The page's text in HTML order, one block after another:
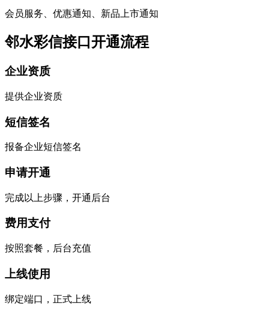
会员服务、优惠通知、新品上市通知
邻水彩信接口开通流程
企业资质
提供企业资质
短信签名
报备企业短信签名
申请开通
完成以上步骤，开通后台
费用支付
按照套餐，后台充值
上线使用
绑定端口，正式上线